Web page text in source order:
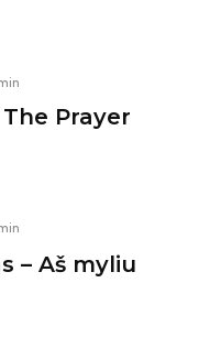
Prayer
– Aš myliu